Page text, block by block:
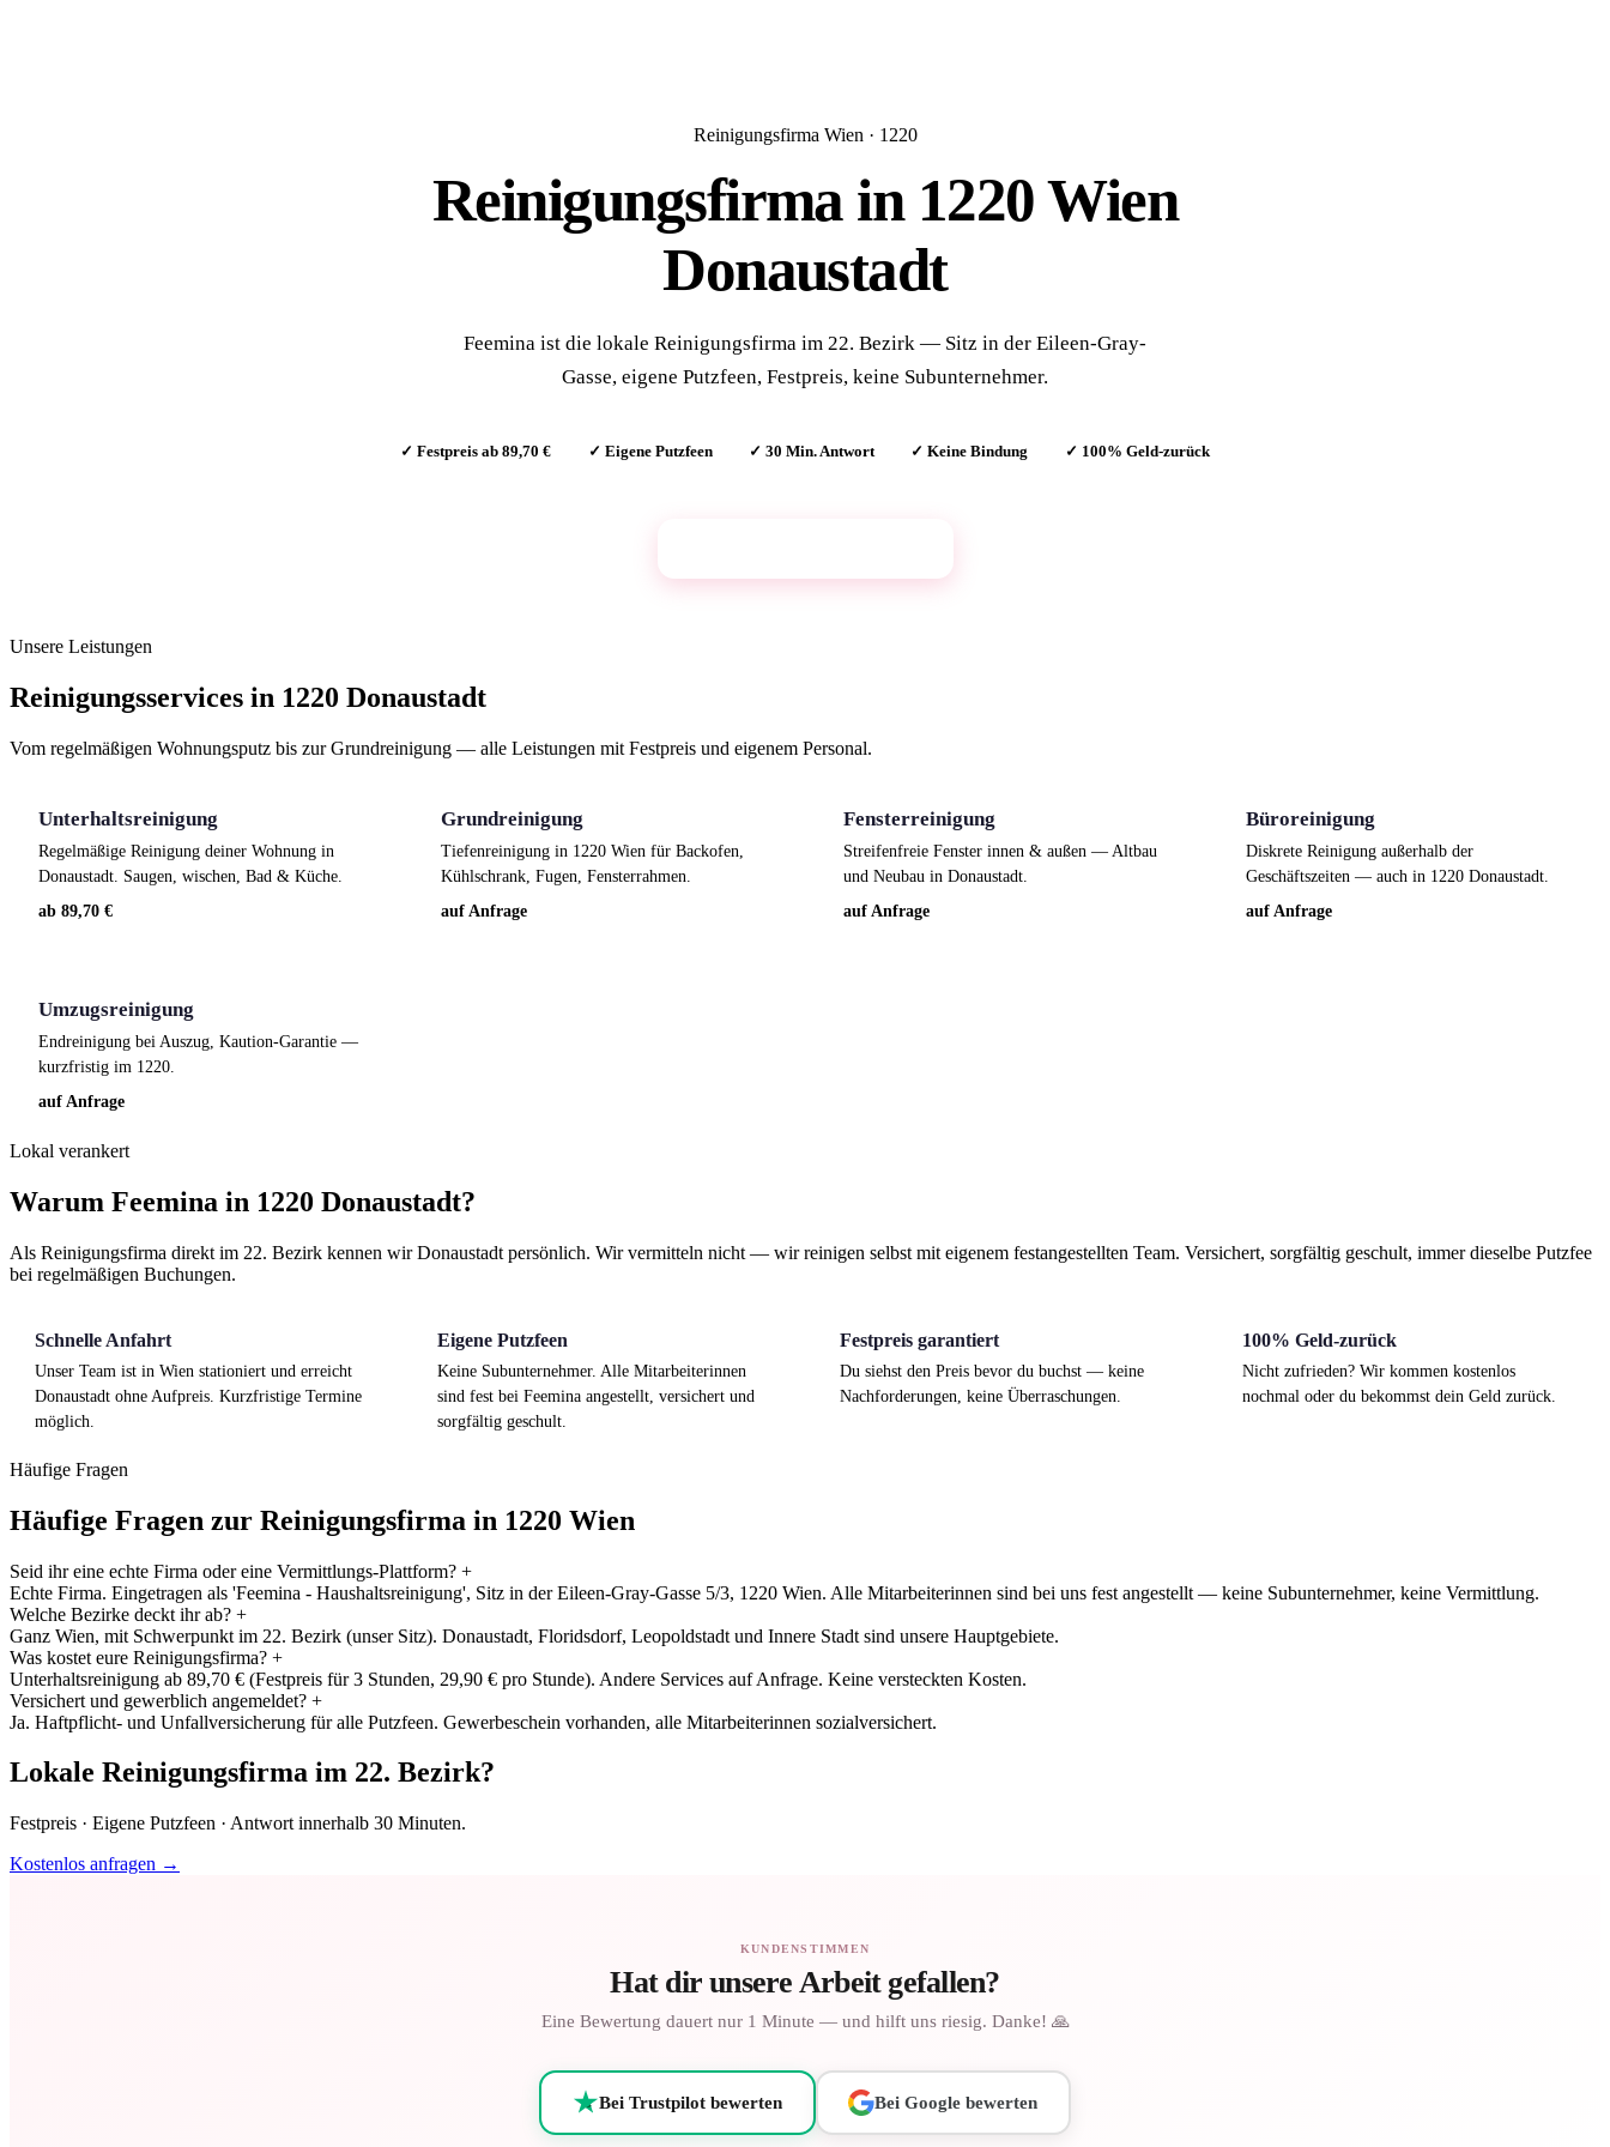
Reinigungsfirma Wien · 1220
Reinigungsfirma in 1220 Wien
Donaustadt
Feemina ist die lokale Reinigungsfirma im 22. Bezirk — Sitz in der Eileen-Gray-
Gasse, eigene Putzfeen, Festpreis, keine Subunternehmer.
✓ Festpreis ab 89,70 € ✓ Eigene Putzfeen ✓ 30 Min. Antwort ✓ Keine Bindung ✓ 100% Geld-zurück
Unsere Leistungen
Reinigungsservices in 1220 Donaustadt
Vom regelmäßigen Wohnungsputz bis zur Grundreinigung — alle Leistungen mit Festpreis und eigenem Personal.
Unterhaltsreinigung
Regelmäßige Reinigung deiner Wohnung in
Donaustadt. Saugen, wischen, Bad & Küche.
ab 89,70 €
Grundreinigung
Tiefenreinigung in 1220 Wien für Backofen,
Kühlschrank, Fugen, Fensterrahmen.
auf Anfrage
Fensterreinigung
Streifenfreie Fenster innen & außen — Altbau
und Neubau in Donaustadt.
auf Anfrage
Büroreinigung
Diskrete Reinigung außerhalb der
Geschäftszeiten — auch in 1220 Donaustadt.
auf Anfrage
Umzugsreinigung
Endreinigung bei Auszug, Kaution-Garantie —
kurzfristig im 1220.
auf Anfrage
Lokal verankert
Warum Feemina in 1220 Donaustadt?
Als Reinigungsfirma direkt im 22. Bezirk kennen wir Donaustadt persönlich. Wir vermitteln nicht — wir reinigen selbst mit eigenem festangestellten Team. Versichert, sorgfältig geschult, immer dieselbe Putzfee
bei regelmäßigen Buchungen.
Schnelle Anfahrt
Unser Team ist in Wien stationiert und erreicht
Donaustadt ohne Aufpreis. Kurzfristige Termine
möglich.
Eigene Putzfeen
Keine Subunternehmer. Alle Mitarbeiterinnen
sind fest bei Feemina angestellt, versichert und
sorgfältig geschult.
Festpreis garantiert
Du siehst den Preis bevor du buchst — keine
Nachforderungen, keine Überraschungen.
100% Geld-zurück
Nicht zufrieden? Wir kommen kostenlos
nochmal oder du bekommst dein Geld zurück.
Häufige Fragen
Häufige Fragen zur Reinigungsfirma in 1220 Wien
Seid ihr eine echte Firma oder eine Vermittlungs-Plattform? +
Echte Firma. Eingetragen als 'Feemina - Haushaltsreinigung', Sitz in der Eileen-Gray-Gasse 5/3, 1220 Wien. Alle Mitarbeiterinnen sind bei uns fest angestellt — keine Subunternehmer, keine Vermittlung.
Welche Bezirke deckt ihr ab? +
Ganz Wien, mit Schwerpunkt im 22. Bezirk (unser Sitz). Donaustadt, Floridsdorf, Leopoldstadt und Innere Stadt sind unsere Hauptgebiete.
Was kostet eure Reinigungsfirma? +
Unterhaltsreinigung ab 89,70 € (Festpreis für 3 Stunden, 29,90 € pro Stunde). Andere Services auf Anfrage. Keine versteckten Kosten.
Versichert und gewerblich angemeldet? +
Ja. Haftpflicht- und Unfallversicherung für alle Putzfeen. Gewerbeschein vorhanden, alle Mitarbeiterinnen sozialversichert.
Lokale Reinigungsfirma im 22. Bezirk?
Festpreis · Eigene Putzfeen · Antwort innerhalb 30 Minuten.
Kostenlos anfragen →
KUNDENSTIMMEN
Hat dir unsere Arbeit gefallen?
Eine Bewertung dauert nur 1 Minute — und hilft uns riesig. Danke! 🙏
Bei Trustpilot bewerten Bei Google bewerten